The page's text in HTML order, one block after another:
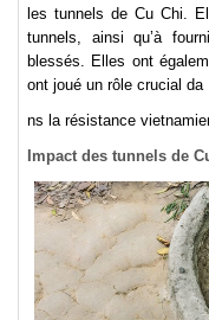
les tunnels de Cu Chi.
tunnels, ainsi qu’à
blessés. Elles ont
ont joué un rôle crucial da
ns la résistance
Impact des tunnels de